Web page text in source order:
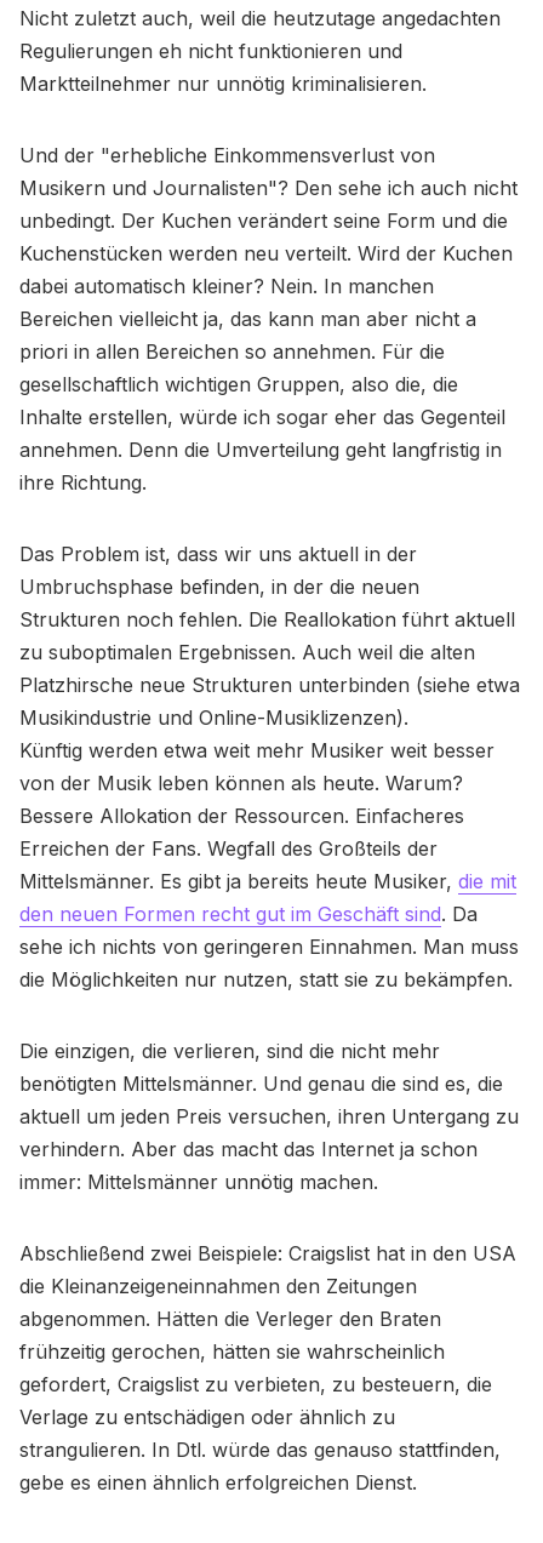
Nicht zuletzt auch, weil die heutzutage angedachten
Regulierungen eh nicht funktionieren und
Marktteilnehmer nur unnötig kriminalisieren.
Und der "erhebliche Einkommensverlust von
Musikern und Journalisten"? Den sehe ich auch nicht
unbedingt. Der Kuchen verändert seine Form und die
Kuchenstücken werden neu verteilt. Wird der Kuchen
dabei automatisch kleiner? Nein. In manchen
Bereichen vielleicht ja, das kann man aber nicht a
priori in allen Bereichen so annehmen. Für die
gesellschaftlich wichtigen Gruppen, also die, die
Inhalte erstellen, würde ich sogar eher das Gegenteil
annehmen. Denn die Umverteilung geht langfristig in
ihre Richtung.
Das Problem ist, dass wir uns aktuell in der
Umbruchsphase befinden, in der die neuen
Strukturen noch fehlen. Die Reallokation führt aktuell
zu suboptimalen Ergebnissen. Auch weil die alten
Platzhirsche neue Strukturen unterbinden (siehe etwa
Musikindustrie und Online-Musiklizenzen).
Künftig werden etwa weit mehr Musiker weit besser
von der Musik leben können als heute. Warum?
Bessere Allokation der Ressourcen. Einfacheres
Erreichen der Fans. Wegfall des Großteils der
Mittelsmänner. Es gibt ja bereits heute Musiker, die mit
den neuen Formen recht gut im Geschäft sind. Da
sehe ich nichts von geringeren Einnahmen. Man muss
die Möglichkeiten nur nutzen, statt sie zu bekämpfen.
Die einzigen, die verlieren, sind die nicht mehr
benötigten Mittelsmänner. Und genau die sind es, die
aktuell um jeden Preis versuchen, ihren Untergang zu
verhindern. Aber das macht das Internet ja schon
immer: Mittelsmänner unnötig machen.
Abschließend zwei Beispiele: Craigslist hat in den USA
die Kleinanzeigeneinnahmen den Zeitungen
abgenommen. Hätten die Verleger den Braten
frühzeitig gerochen, hätten sie wahrscheinlich
gefordert, Craigslist zu verbieten, zu besteuern, die
Verlage zu entschädigen oder ähnlich zu
strangulieren. In Dtl. würde das genauso stattfinden,
gebe es einen ähnlich erfolgreichen Dienst.